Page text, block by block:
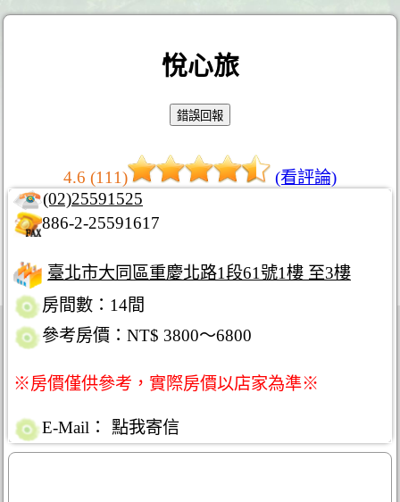
悅心旅
4.6 (111)
(看評論)
(02)25591525
886-2-25591617
臺北市大同區重慶北路1段61號1樓 至3樓
房間數：14間
參考房價：NT$ 3800～6800
※房價僅供參考，實際房價以店家為準※
E-Mail： 點我寄信